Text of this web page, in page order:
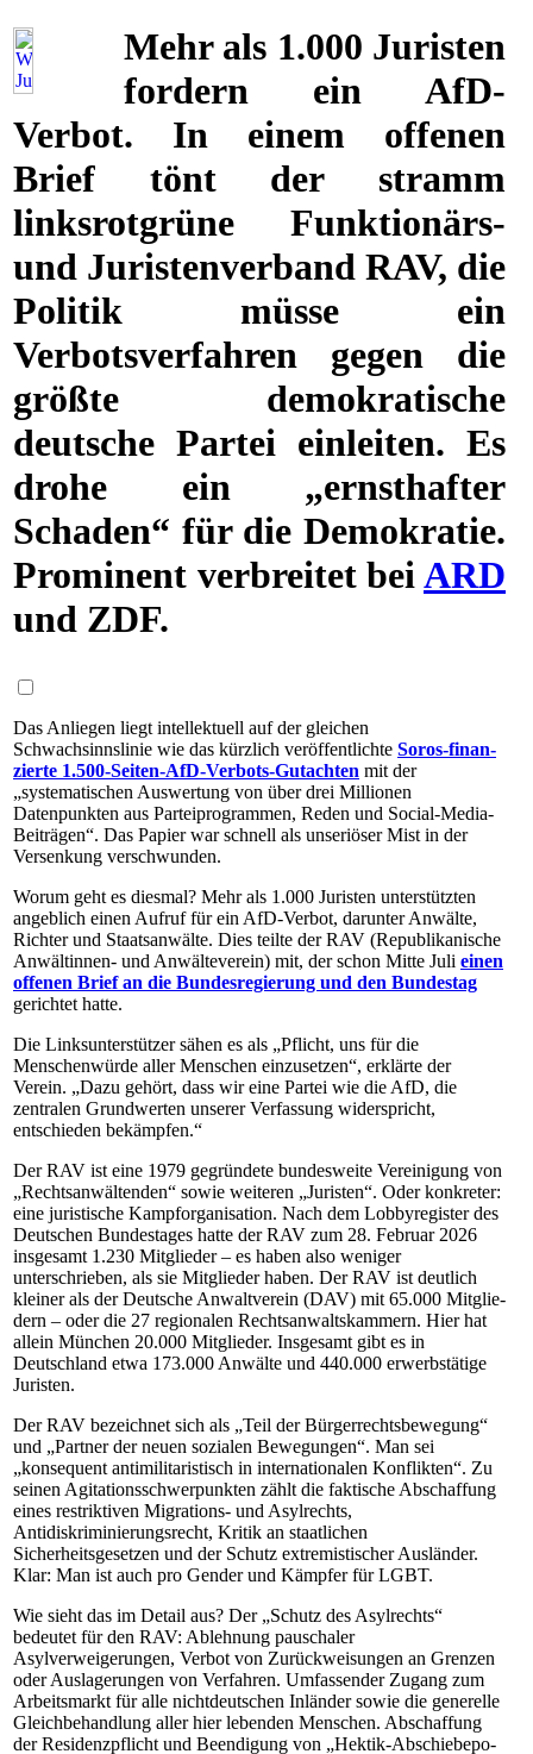
Mehr als 1.000 Juristen
fordern ein AfD-
Verbot. In einem offenen
Brief tönt der stramm
linksrotgrüne Funk­ti­o­närs-
und Juristenverband RAV, die
Politik müsse ein
Verbotsverfahren gegen die
größte demokratische
deutsche Partei einleiten. Es
drohe ein „ernsthafter
Schaden“ für die Demokratie.
Prominent verbreitet bei ARD
und ZDF.
Das Anliegen liegt intellektuell auf der gleichen
Schwachsinnslinie wie das kürzlich veröffentlichte Soros-fi­nan­
zier­te 1.500-Sei­ten-AfD-Ver­bots-Gut­ach­ten mit der
„systematischen Auswertung von über drei Millionen
Datenpunkten aus Parteiprogrammen, Reden und Social-Media-
Bei­trä­gen“. Das Papier war schnell als unseriöser Mist in der
Versenkung verschwunden.
Worum geht es diesmal? Mehr als 1.000 Juristen unterstützten
angeblich einen Aufruf für ein AfD-Ver­bot, darunter Anwälte,
Richter und Staatsanwälte. Dies teilte der RAV (Republikanische
An­wält­innen- und Anwälteverein) mit, der schon Mitte Juli einen
offenen Brief an die Bundesregierung und den Bundestag
gerichtet hatte.
Die Linksunterstützer sähen es als „Pflicht, uns für die
Menschenwürde aller Menschen einzusetzen“, erklärte der
Verein. „Dazu gehört, dass wir eine Partei wie die AfD, die
zentralen Grundwerten unserer Verfassung widerspricht,
entschieden bekämpfen.“
Der RAV ist eine 1979 gegründete bundesweite Vereinigung von
„Rechtsanwältenden“ sowie weiteren „Juristen“. Oder konkreter:
eine juristische Kampforganisation. Nach dem Lobbyregister des
Deutschen Bundestages hatte der RAV zum 28. Februar 2026
insgesamt 1.230 Mitglieder – es haben also weniger
unterschrieben, als sie Mitglieder haben. Der RAV ist deutlich
kleiner als der Deutsche Anwaltverein (DAV) mit 65.000 Mit­glie­
dern – oder die 27 regionalen Rechtsanwaltskammern. Hier hat
allein München 20.000 Mitglieder. Insgesamt gibt es in
Deutschland etwa 173.000 Anwälte und 440.000 erwerbstätige
Juristen.
Der RAV bezeichnet sich als „Teil der Bürgerrechtsbewegung“
und „Partner der neuen sozialen Bewegungen“. Man sei
„konsequent antimilitaristisch in internationalen Konflikten“. Zu
seinen Agitationsschwerpunkten zählt die faktische Abschaffung
eines restriktiven Mi­gra­ti­ons- und Asylrechts,
Antidiskriminierungsrecht, Kritik an staatlichen
Sicherheitsgesetzen und der Schutz extremistischer Ausländer.
Klar: Man ist auch pro Gender und Kämpfer für LGBT.
Wie sieht das im Detail aus? Der „Schutz des Asylrechts“
bedeutet für den RAV: Ablehnung pauschaler
Asylverweigerungen, Verbot von Zurückweisungen an Grenzen
oder Auslagerungen von Verfahren. Umfassender Zugang zum
Arbeitsmarkt für alle nichtdeutschen Inländer sowie die generelle
Gleichbehandlung aller hier lebenden Menschen. Abschaffung
der Residenzpflicht und Beendigung von „Hek­tik-Ab­schie­be­po­